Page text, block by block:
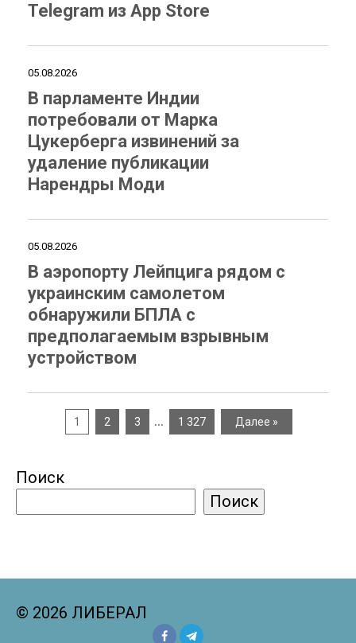
Telegram из App Store
05.08.2026
В парламенте Индии
потребовали от Марка
Цукерберга извинений за
удаление публикации
Нарендры Моди
05.08.2026
В аэропорту Лейпцига рядом с
украинским самолетом
обнаружили БПЛА с
предполагаемым взрывным
устройством
1 2 3 … 1 327 Далее »
Поиск
Поиск
© 2026 ЛИБЕРАЛ